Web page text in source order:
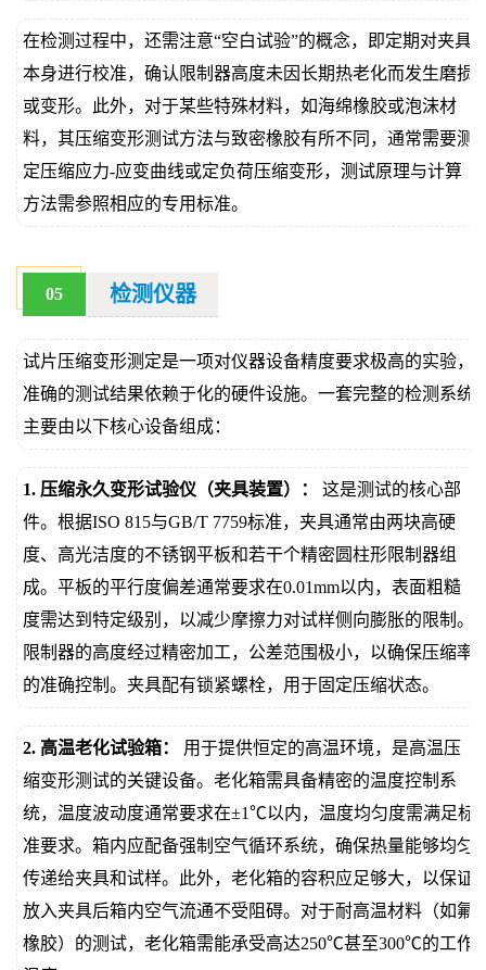
在检测过程中，还需注意“空白试验”的概念，即定期对夹具
本身进行校准，确认限制器高度未因长期热老化而发生磨损
或变形。此外，对于某些特殊材料，如海绵橡胶或泡沫材
料，其压缩变形测试方法与致密橡胶有所不同，通常需要测
定压缩应力-应变曲线或定负荷压缩变形，测试原理与计算
方法需参照相应的专用标准。
05 检测仪器
试片压缩变形测定是一项对仪器设备精度要求极高的实验，
准确的测试结果依赖于化的硬件设施。一套完整的检测系统
主要由以下核心设备组成：
1. 压缩永久变形试验仪（夹具装置）：
这是测试的核心部
件。根据ISO 815与GB/T 7759标准，夹具通常由两块高硬
度、高光洁度的不锈钢平板和若干个精密圆柱形限制器组
成。平板的平行度偏差通常要求在0.01mm以内，表面粗糙
度需达到特定级别，以减少摩擦力对试样侧向膨胀的限制。
限制器的高度经过精密加工，公差范围极小，以确保压缩率
的准确控制。夹具配有锁紧螺栓，用于固定压缩状态。
2. 高温老化试验箱：
用于提供恒定的高温环境，是高温压
缩变形测试的关键设备。老化箱需具备精密的温度控制系
统，温度波动度通常要求在±1℃以内，温度均匀度需满足标
准要求。箱内应配备强制空气循环系统，确保热量能够均匀
传递给夹具和试样。此外，老化箱的容积应足够大，以保证
放入夹具后箱内空气流通不受阻碍。对于耐高温材料（如氟
橡胶）的测试，老化箱需能承受高达250℃甚至300℃的工作